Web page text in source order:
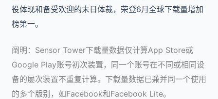
役体现和备受欢迎的末日体裁，荣登6月全球下载量增加
榜第一。
阐明：Sensor Tower下载量数据仅计算App Store或
Google Play账号初次装置，同一个账号在不同或相同设
备的屡次装置不重复计算。下载量数据已兼并同一个使用
的多个版别，如Facebook和Facebook Lite。